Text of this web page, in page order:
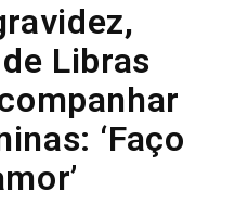
Libras
‘Faço